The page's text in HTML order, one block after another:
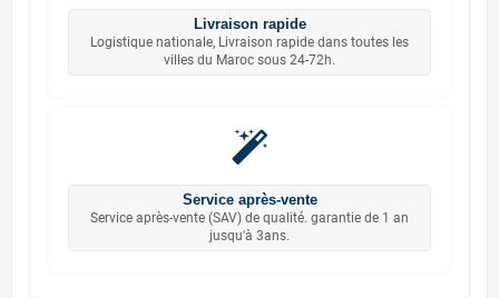
Livraison rapide
Logistique nationale, Livraison rapide dans toutes les
villes du Maroc sous 24-72h.
Service après-vente
Service après-vente (SAV) de qualité. garantie de 1 an
jusqu'à 3ans.